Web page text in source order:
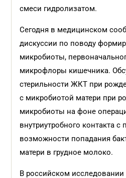
смеси гидролизатом.
Сегодня в медицинском
дискуссии по поводу
микробиоты,
микрофлоры кишечника.
стерильности ЖКТ при
с микробиотой матери при
микробиоты на фоне
внутриутробного контакта
возможности попадания
матери в грудное молоко.
В российском исследовании